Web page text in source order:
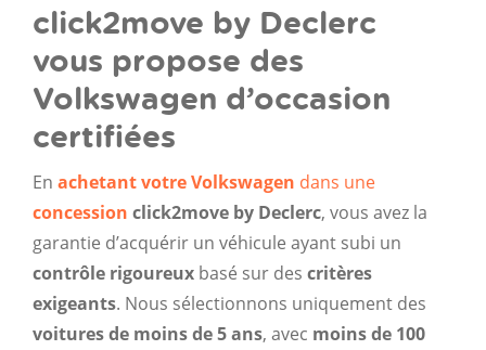
click2move by Declerc
vous propose des
Volkswagen d’occasion
certifiées
En achetant votre Volkswagen dans une
concession click2move by Declerc, vous avez la
garantie d’acquérir un véhicule ayant subi un
contrôle rigoureux basé sur des critères
exigeants. Nous sélectionnons uniquement des
voitures de moins de 5 ans, avec moins de 100